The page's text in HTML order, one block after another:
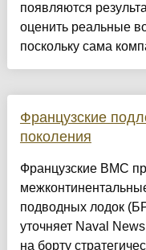
появляются
оценить реальные
поскольку сама
Французские
поколения
Французские ВМС
подводных лодок
уточняет Naval
на борту